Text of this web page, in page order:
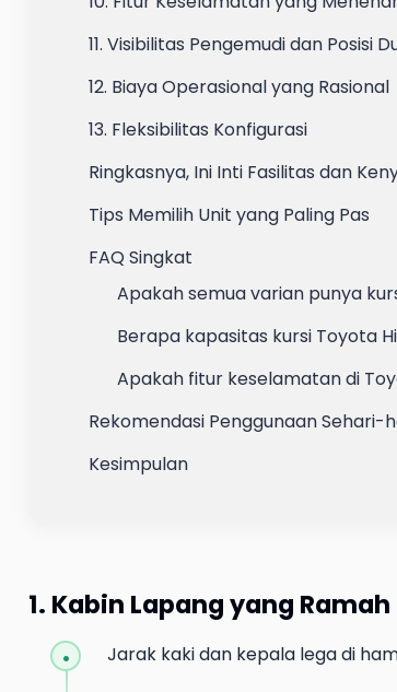
11. Visibilitas Pengemudi dan Posisi
12. Biaya Operasional yang Rasional
13. Fleksibilitas Konfigurasi
Ringkasnya, Ini Inti Fasilitas dan
Tips Memilih Unit yang Paling Pas
FAQ Singkat
Apakah semua varian punya
Berapa kapasitas kursi Toyota
Apakah fitur keselamatan di
Rekomendasi Penggunaan Sehari-
Kesimpulan
1. Kabin Lapang yang
Jarak kaki dan kepala lega di